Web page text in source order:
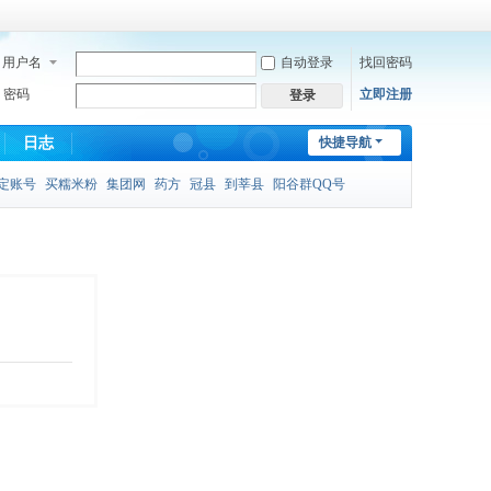
用户名 自动登录 找回密码
密码 登录 立即注册
快捷导航
日志
账号 买糯米粉 集团网 药方 冠县 到莘县 阳谷群QQ号